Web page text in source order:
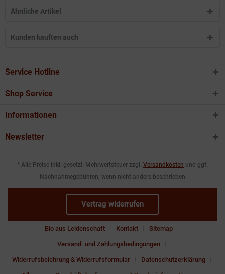
Ähnliche Artikel
Kunden kauften auch
Service Hotline
Shop Service
Informationen
Newsletter
* Alle Preise inkl. gesetzl. Mehrwertsteuer zzgl. Versandkosten und ggf.
Nachnahmegebühren, wenn nicht anders beschrieben
Vertrag widerrufen
Bio aus Leidenschaft Kontakt Sitemap
Versand- und Zahlungsbedingungen
Widerrufsbelehrung & Widerrufsformular Datenschutzerklärung